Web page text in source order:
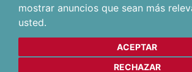
mostrar anuncios que sean más
usted.
ACEPTAR
RECHAZAR